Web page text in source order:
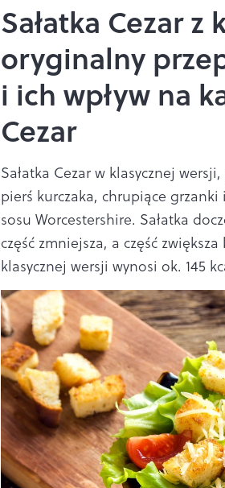
Sałatka Cezar z
oryginalny
i ich wpływ na
Cezar
Sałatka Cezar w klasycznej
pierś kurczaka, chrupiące
sosu Worcestershire. Sałatka
część zmniejsza, a część
klasycznej wersji wynosi ok. 145